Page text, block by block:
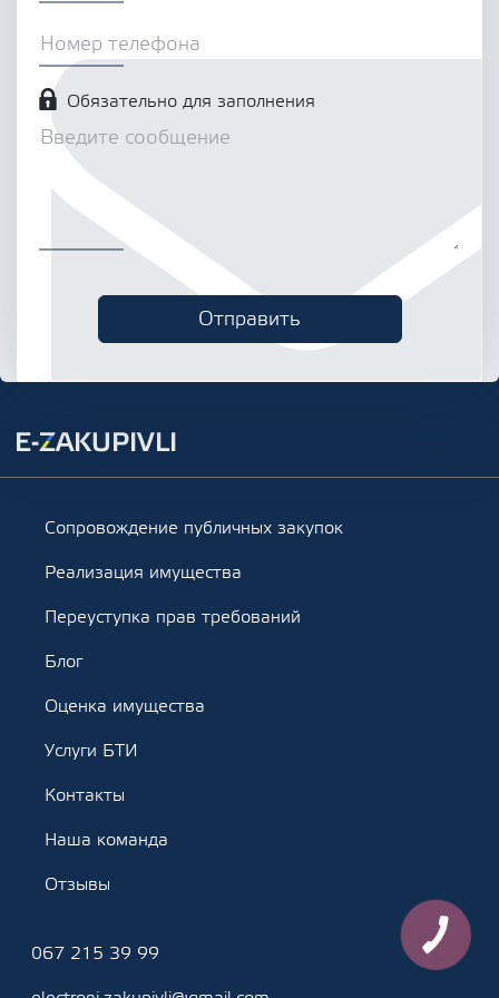
Обязательно для заполнения
Сопровождение публичных закупок
Реализация имущества
Переуступка прав требований
Блог
Оценка имущества
Услуги БТИ
Контакты
Наша команда
Отзывы
067 215 39 99
КНОПКА
ЗВ'ЯЗКУ